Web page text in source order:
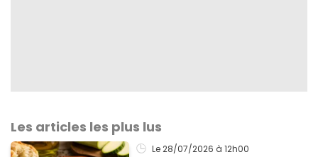
Les articles les plus lus
Le 28/07/2026 à 12h00